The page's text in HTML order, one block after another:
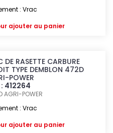
: Vrac
ajouter au panier
DE RASETTE CARBURE
TYPE DEMBLON 472D
POWER
412264
AGRI-POWER
: Vrac
ajouter au panier